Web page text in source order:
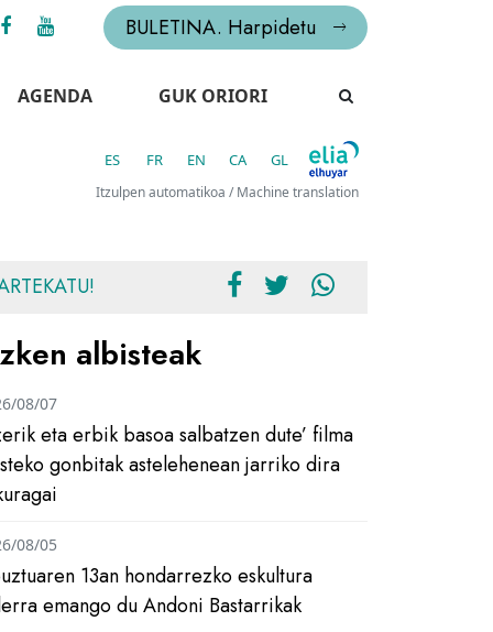
BULETINA. Harpidetu
AGENDA GUK ORIORI
ES FR EN CA GL
Itzulpen automatikoa / Machine translation
albisteak
eta erbik basoa salbatzen dute’ filma
gonbitak astelehenean jarriko dira
08/07
13an hondarrezko eskultura
emango du Andoni Bastarrikak
08/05